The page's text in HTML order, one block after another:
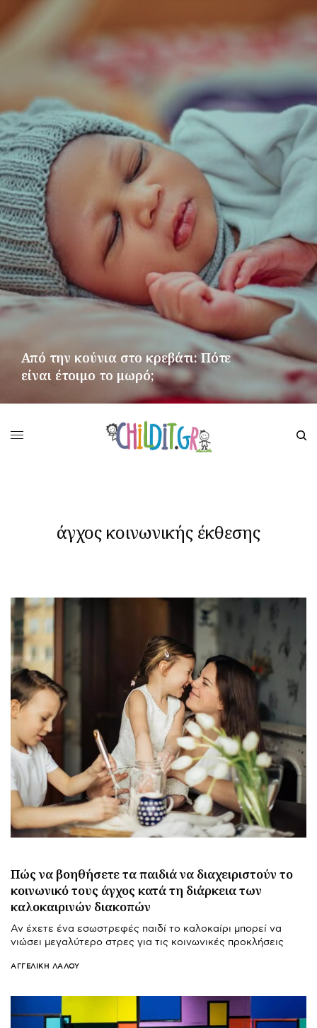
Από την κούνια στο κρεβάτι: Πότε
είναι έτοιμο το μωρό;
άγχος κοινωνικής έκθεσης
Πώς να βοηθήσετε τα παιδιά να διαχειριστούν το
κοινωνικό τους άγχος κατά τη διάρκεια των
καλοκαιρινών διακοπών
Αν έχετε ένα εσωστρεφές παιδί το καλοκαίρι μπορεί να
νιώσει μεγαλύτερο στρες για τις κοινωνικές προκλήσεις
ΑΓΓΕΛΙΚΉ ΛΆΛΟΥ